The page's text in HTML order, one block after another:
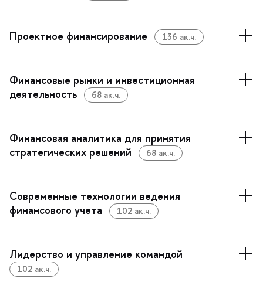
Проектное финансирование 136 ак.ч.
Финансовые рынки и инвестиционная
деятельность
68 ак.ч.
Финансовая аналитика для принятия
стратегических решений
68 ак.ч.
Современные технологии ведения
финансового учета
102 ак.ч.
Лидерство и управление командой
102 ак.ч.